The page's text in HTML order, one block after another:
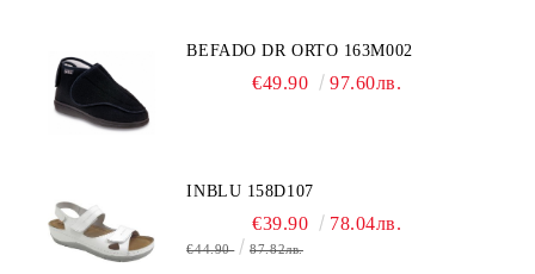
BEFADO DR ORTO 163M002
€49.90 97.60лв.
INBLU 158D107
€39.90 78.04лв.
€44.90 87.82лв.